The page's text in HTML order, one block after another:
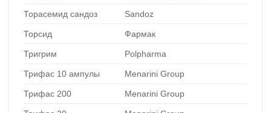
Торасемид сандоз Sandoz
Торсид Фармак
Тригрим Polpharma
Трифас 10 ампулы Menarini Group
Трифас 200 Menarini Group